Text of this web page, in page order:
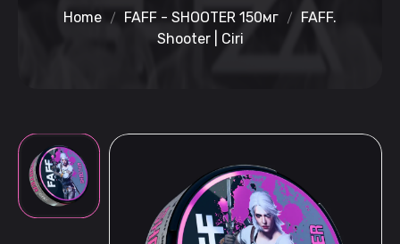
Home FAFF - SHOOTER 150мг
FAFF.
Shooter | Ciri